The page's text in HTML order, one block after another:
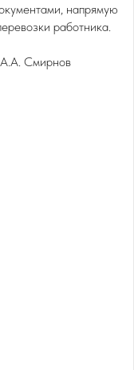
встречи
напрямую
работника.
А.А. Смирнов